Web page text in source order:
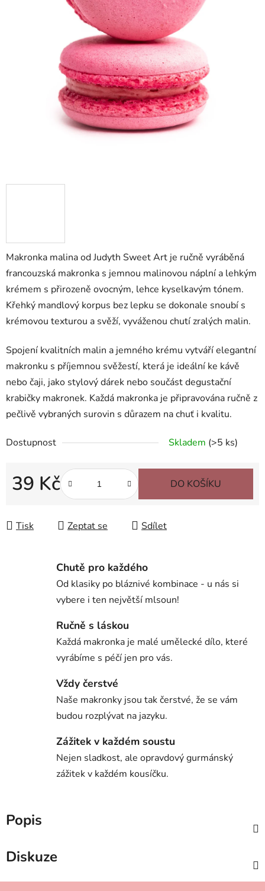
Makronka malina od Judyth Sweet Art je ručně vyráběná
francouzská makronka s jemnou malinovou náplní a lehkým
krémem s přirozeně ovocným, lehce kyselkavým tónem.
Křehký mandlový korpus bez lepku se dokonale snoubí s
krémovou texturou a svěží, vyváženou chutí zralých malin.
Spojení kvalitních malin a jemného krému vytváří elegantní
makronku s příjemnou svěžestí, která je ideální ke kávě
nebo čaji, jako stylový dárek nebo součást degustační
krabičky makronek. Každá makronka je připravována ručně z
pečlivě vybraných surovin s důrazem na chuť i kvalitu.
Dostupnost Skladem (>5 ks)
39 Kč DO KOŠÍKU
Tisk Zeptat se Sdílet
Chutě pro každého
Od klasiky po bláznivé kombinace - u nás si
vybere i ten největší mlsoun!
Ručně s láskou
Každá makronka je malé umělecké dílo, které
vyrábíme s péčí jen pro vás.
Vždy čerstvé
Naše makronky jsou tak čerstvé, že se vám
budou rozplývat na jazyku.
Zážitek v každém soustu
Nejen sladkost, ale opravdový gurmánský
zážitek v každém kousíčku.
Popis
Diskuze